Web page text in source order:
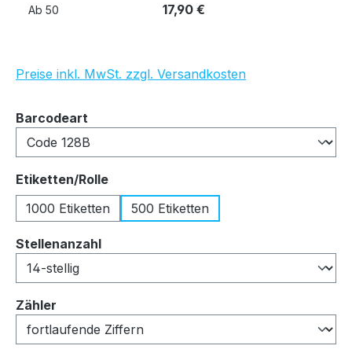
Ab 50 17,90 €
Preise inkl. MwSt. zzgl. Versandkosten
Barcodeart
Etiketten/Rolleauswählen
1000 Etiketten
500 Etiketten
Stellenanzahlauswählen
Zähler